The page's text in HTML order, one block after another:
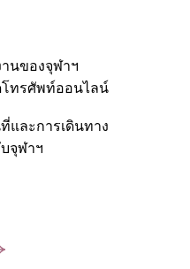
นของจุฬาฯ
ทรศัพท์ออนไลน์
และการเดินทาง
จุฬาฯ